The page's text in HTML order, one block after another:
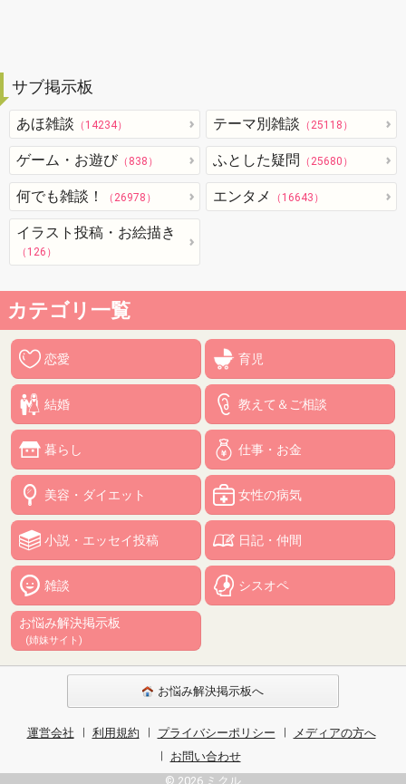
サブ掲示板
あほ雑談 （14234） テーマ別雑談 （25118）
ゲーム・お遊び （838） ふとした疑問 （25680）
何でも雑談！ （26978） エンタメ （16643）
イラスト投稿・お絵描き
（126）
カテゴリ一覧
恋愛 育児
結婚 教えて＆ご相談
暮らし 仕事・お金
美容・ダイエット 女性の病気
小説・エッセイ投稿 日記・仲間
雑談 シスオペ
お悩み解決掲示板
(姉妹サイト)
お悩み解決掲示板へ
運営会社 利用規約 プライバシーポリシー
メディアの方へ
お問い合わせ
© 2026 ミクル